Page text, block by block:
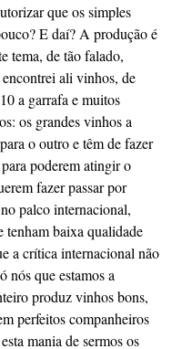
que os simples
E daí? A produção é
tema, de tão falado,
ali vinhos, de
a garrafa e muitos
os grandes vinhos a
o outro e têm de fazer
poderem atingir o
fazer passar por
palco internacional,
tenham baixa qualidade
a crítica internacional não
nós que estamos a
produz vinhos bons,
perfeitos companheiros
mania de sermos os